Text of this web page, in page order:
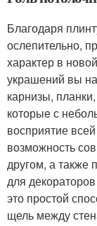
Благодаря
ослепительно,
характер в
украшений вы
карнизы,
которые с
восприятие
возможность
другом, а также
для
это простой
щель между